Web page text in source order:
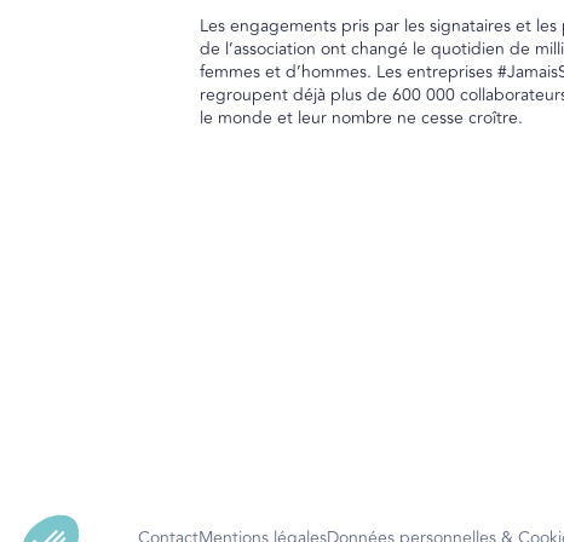
Les engagements pris par les signataires et les
de l’association ont changé le quotidien de
femmes et d’hommes. Les entreprises
regroupent déjà plus de 600 000
le monde et leur nombre ne cesse croître.